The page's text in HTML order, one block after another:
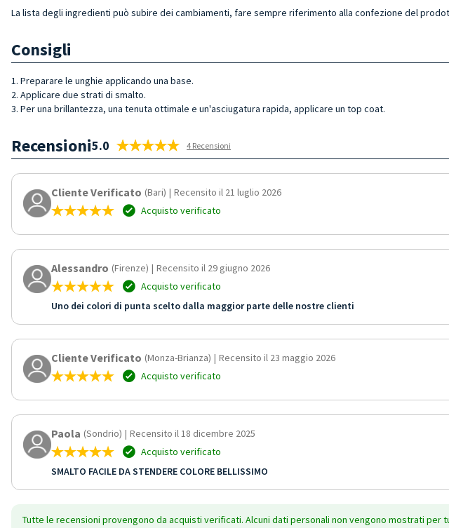
La lista degli ingredienti può subire dei cambiamenti, fare sempre riferimento alla confezione del
Consigli
1. Preparare le unghie applicando una base.
2. Applicare due strati di smalto.
3. Per una brillantezza, una tenuta ottimale e un'asciugatura rapida, applicare un top coat.
Recensioni5.0 4 Recensioni
Cliente Verificato (Bari) | Recensito il 21 luglio 2026
Acquisto verificato
Alessandro (Firenze) | Recensito il 29 giugno 2026
Acquisto verificato
Uno dei colori di punta scelto dalla maggior parte delle nostre clienti
Cliente Verificato (Monza-Brianza) | Recensito il 23 maggio 2026
Acquisto verificato
Paola (Sondrio) | Recensito il 18 dicembre 2025
Acquisto verificato
SMALTO FACILE DA STENDERE COLORE BELLISSIMO
Tutte le recensioni provengono da acquisti verificati. Alcuni dati personali non vengono mostrati per